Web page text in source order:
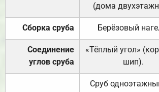
(дома
Сборка сруба Берёзовый
Соединение
углов сруба
«Тёплый угол»
шип).
Сруб